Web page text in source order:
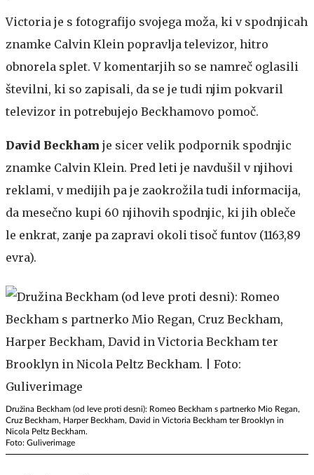
Victoria je s fotografijo svojega moža, ki v spodnjicah
znamke Calvin Klein popravlja televizor, hitro
obnorela splet. V komentarjih so se namreč oglasili
številni, ki so zapisali, da se je tudi njim pokvaril
televizor in potrebujejo Beckhamovo pomoč.
David Beckham je sicer velik podpornik spodnjic
znamke Calvin Klein. Pred leti je navdušil v njihovi
reklami, v medijih pa je zaokrožila tudi informacija,
da mesečno kupi 60 njihovih spodnjic, ki jih obleče
le enkrat, zanje pa zapravi okoli tisoč funtov (1163,89
evra).
Družina Beckham (od leve proti desni): Romeo Beckham s partnerko Mio Regan,
Cruz Beckham, Harper Beckham, David in Victoria Beckham ter Brooklyn in
Nicola Peltz Beckham.
Foto: Guliverimage